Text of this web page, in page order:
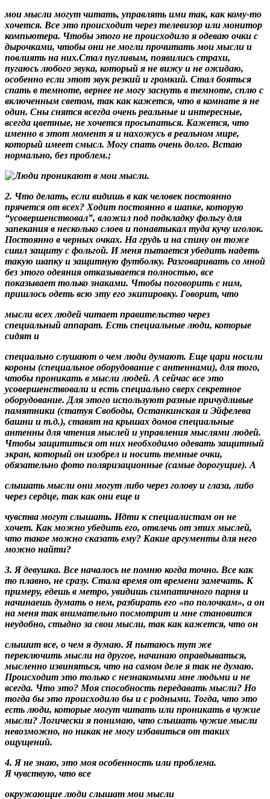
мои мысли могут читать, управлять ими так, как кому-то
хочется. Все это происходит через телевизор или монитор
компьютера. Чтобы этого не происходило я одеваю очки с
дырочками, чтобы они не могли прочитать мои мысли и
повлиять на них.Стал пугливым, появились страхи,
пугаюсь любого звука, который я не вижу и не ожидаю,
особенно если этот звук резкий и громкий. Стал бояться
спать в темноте, вернее не могу заснуть в темноте, сплю с
включенным светом, так как кажется, что в комнате я не
один. Сны снятся всегда очень реальные и интересные,
всегда цветные, не хочется просыпаться. Кажется, что
именно в этот момент я и нахожусь в реальном мире,
который имеет смысл. Могу спать очень долго. Встаю
нормально, без проблем.;
2. Что делать, если видишь в как человек постоянно
прячется от всех? Ходит постоянно в шапке, которую
“усовершенствовал”, вложил под подкладку фольгу для
запекания в несколько слоев и понавтыкал туда кучу иголок.
Постоянно в черных очках. На грудь и на спину он тоже
сшил защиту с фольгой. И меня пытается убедить надеть
такую шапку и защитную футболку. Разговаривать со мной
без этого одеяния отказывается полностью, все
показывает только знаками. Чтобы поговорить с ним,
пришлось одеть всю эту его экипировку. Говорит, что
мысли всех людей читает правительство через
специальный аппарат. Есть специальные люди, которые
сидят и
специально слушают о чем люди думают. Еще цари носили
короны (специальное оборудование с антеннами), для того,
чтобы проникать в мысли людей. А сейчас все это
усовершенствовали и есть специально сверх секретное
оборудование. Для этого используют разные причудливые
памятники (статуя Свободы, Останкинская и Эйфелева
башни и т.д.), ставят на крышах домов специальные
антенны для чтения мыслей и управления мыслями людей.
Чтобы защититься от них необходимо одевать защитный
экран, который он изобрел и носить темные очки,
обязательно фото поляризационные (самые дорогущие). А
слышать мысли они могутлибо через голову и глаза, либо
через сердце, так как они еще и
чувства могут слышать. Идти к специалистам он не
хочет. Как можно убедить его, отвлечь от этих мыслей,
что такое можно сказать ему? Какие аргументы для него
можно найти?
3. Я девушка. Все началось не помню когда точно. Все как
то плавно, не сразу. Стала время от времени замечать. К
примеру, едешь в метро, увидишь симпатичного парня и
начинаешь думать о нем, разбирать его «по полочкам», а он
на меня так внимательно посмотрит и мне становится
неудобно, стыдно за свои мысли, так как кажется, что он
слышит все, о чем я думаю. Я пытаюсь тут же
переключить мысли на другое, начинаю оправдываться,
мысленно извиняться, что на самом деле я так не думаю.
Происходит это только с незнакомыми мне людьми и не
всегда. Что это? Моя способность передавать мысли? Но
тогда бы это происходило бы и с родными. Тогда, что это
есть люди, которые могут читать или проникать в чужие
мысли? Логически я понимаю, что слышать чужие мысли
невозможно, но никак не могу избавиться от таких
ощущений.
4. Я не знаю, это моя особенность или проблема.
Я чувствую, что все
окружающие люди слышат мои мысли